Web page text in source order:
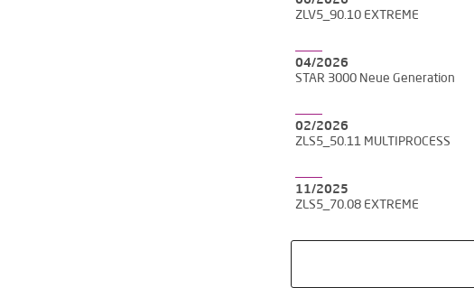
ZLV5_90.10 EXTREME
04/2026
STAR 3000 Neue Generation
02/2026
ZLS5_50.11 MULTIPROCESS
11/2025
ZLS5_70.08 EXTREME